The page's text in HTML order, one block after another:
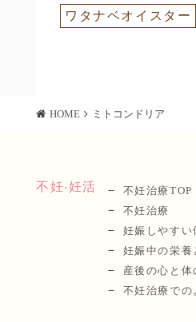
ワタナベオイスター
HOME ミトコンドリア
不妊‧妊活
不妊治療TOP
不妊治療
妊娠しやすい
妊娠中の栄養
産後の⼼と体
不妊治療での